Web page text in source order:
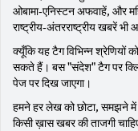
ओबामा‑एनिस्टन अफवाहें, और
राष्ट्रीय‑अंतरराष्ट्रीय खबरें भी
क्यूँकि यह टैग विभिन्न श्रेणियों
सकते हैं। बस "संदेश" टैग पर
पेज पर दिख जाएगा।
हमने हर लेख को छोटा, समझने
किसी ख़ास खबर की ताजगी